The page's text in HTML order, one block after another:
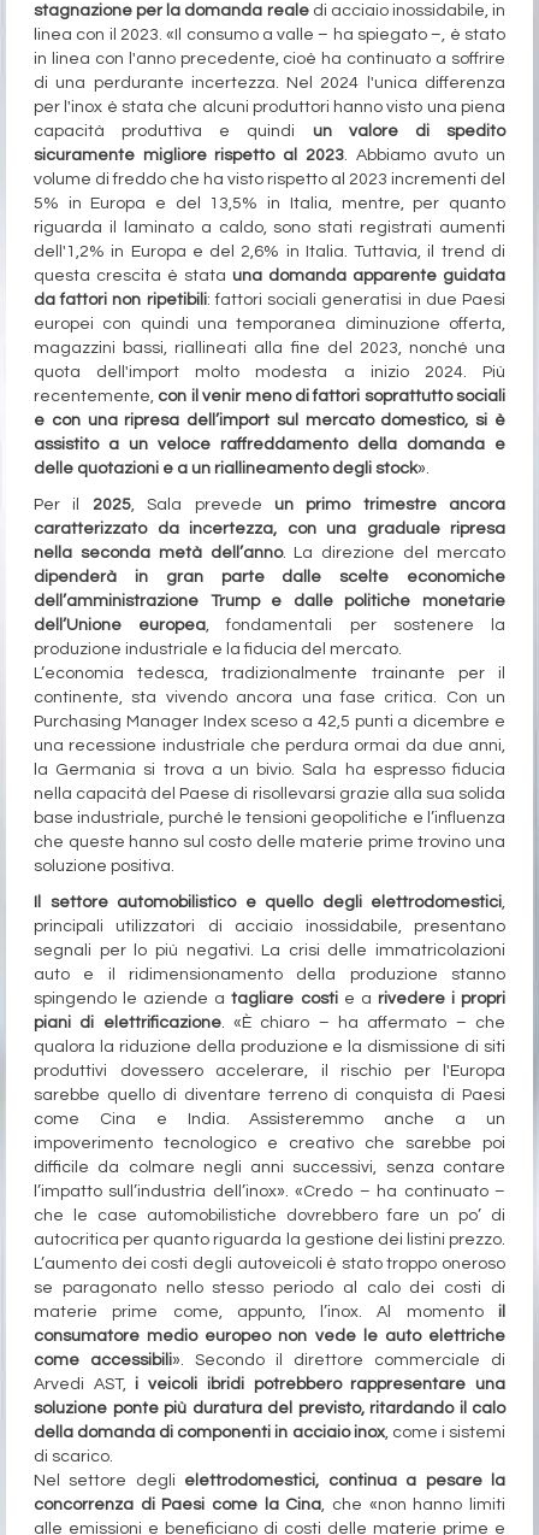
stagnazione per la domanda realedi acciaio inossidabile, in
linea con il 2023. «Il consumo a valle – ha spiegato –, è stato
in linea con l'anno precedente, cioè ha continuato a soffrire
di una perdurante incertezza. Nel 2024 l'unica differenza
per l'inox è stata che alcuni produttori hanno visto una piena
capacità produttiva e quindi
un valore di spedito
sicuramente migliore rispetto al 2023. Abbiamo avuto un
volume di freddo che ha visto rispetto al 2023 incrementi del
5% in Europa e del 13,5% in Italia, mentre, per quanto
riguarda il laminato a caldo, sono stati registrati aumenti
dell'1,2% in Europa e del 2,6% in Italia. Tuttavia, il trend di
questa crescita è stata una domanda apparente guidata
da fattori non ripetibili: fattori sociali generatisi in due Paesi
europei con quindi una temporanea diminuzione offerta,
magazzini bassi, riallineati alla fine del 2023, nonché una
quota dell'import molto modesta a inizio 2024. Più
recentemente, con il venir meno di fattori soprattutto sociali
e con una ripresa dell’import sul mercato domestico, si è
assistito a un veloce raffreddamento della domanda e
delle quotazioni e a un riallineamento degli stock».
Per il 2025, Sala prevede un primo trimestre ancora
caratterizzato da incertezza, con una graduale ripresa
nella seconda metà dell’anno. La direzione del mercato
dipenderà in gran parte dalle scelte economiche
dell’amministrazione Trump e dalle politiche monetarie
dell’Unione europea , fondamentali per sostenere la
produzione industriale e la fiducia del mercato.
L’economia tedesca, tradizionalmente trainante per il
continente, sta vivendo ancora una fase critica. Con un
Purchasing Manager Index sceso a 42,5 punti a dicembre e
una recessione industriale che perdura ormai da due anni,
la Germania si trova a un bivio. Sala ha espresso fiducia
nella capacità del Paese di risollevarsi grazie alla sua solida
base industriale, purché le tensioni geopolitiche e l’influenza
che queste hanno sul costo delle materie prime trovino una
soluzione positiva.
Il settore automobilistico e quello degli elettrodomestici
principali utilizzatori di acciaio inossidabile, presentano
segnali per lo più negativi. La crisi delle immatricolazioni
auto e il ridimensionamento della produzione stanno
spingendo le aziende atagliare costie a rivedere i propri
piani di elettrificazione. «È chiaro – ha affermato – che
qualora la riduzione della produzione e la dismissione di siti
produttivi dovessero accelerare, il rischio per l'Europa
sarebbe quello di diventare terreno di conquista di Paesi
come Cina e India. Assisteremmo anche a un
impoverimento tecnologico e creativo che sarebbe poi
difficile da colmare negli anni successivi, senza contare
l’impatto sull’industria dell’inox». «Credo – ha continuato –
che le case automobilistiche dovrebbero fare un po’ di
autocritica per quanto riguarda la gestione dei listini prezzo.
L’aumento dei costi degli autoveicoli è stato troppo oneroso
se paragonato nello stesso periodo al calo dei costi di
materie prime come, appunto, l’inox. Al momento il
consumatore medio europeo non vede le auto elettriche
come accessibili». Secondo il direttore commerciale di
Arvedi AST, i veicoli ibridi potrebbero rappresentare una
soluzione ponte più duratura del previsto, ritardando il calo
della domanda di componenti in acciaio inox, come i sistemi
di scarico.
Nel settore degli elettrodomestici, continua a pesare la
concorrenza di Paesi come la Cina , che «non hanno limiti
alle emissioni e beneficiano di costi delle materie prime e